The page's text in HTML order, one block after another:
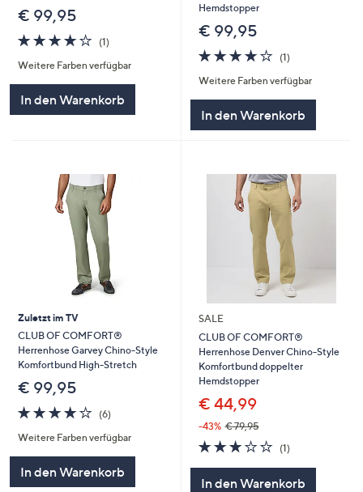
€ 99,95
4.0
von
5
(1)
Weitere Farben verfügbar
In den Warenkorb
Hemdstopper
€ 99,95
4.0
von
5
(1)
Weitere Farben verfügbar
In den Warenkorb
Zuletzt im TV
CLUB OF COMFORT®
Herrenhose Garvey Chino-Style
Komfortbund High-Stretch
€ 99,95
3.7
von
5
(6)
Weitere Farben verfügbar
In den Warenkorb
SALE
CLUB OF COMFORT®
Herrenhose Denver Chino-Style
Komfortbund doppelter
Hemdstopper
€ 44,99
-43% € 79,95
3.0
von
(1)
In den Warenkorb